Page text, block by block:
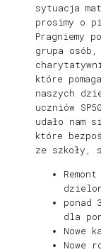
sytuacja
prosimy o
Pragniemy
grupa
które
naszych
uczniów
udało nam
które
ze szkoły,
ponad
dla
Nowe
Nowe